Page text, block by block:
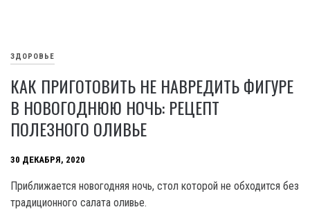
ЗДОРОВЬЕ
КАК ПРИГОТОВИТЬ НЕ НАВРЕДИТЬ ФИГУРЕ
В НОВОГОДНЮЮ НОЧЬ: РЕЦЕПТ
ПОЛЕЗНОГО ОЛИВЬЕ
30 ДЕКАБРЯ, 2020
Приближается новогодняя ночь, стол которой не обходится без
традиционного салата оливье.